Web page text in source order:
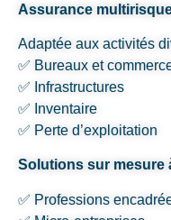
Assurance
Adaptée aux activités
✅ Bureaux et
✅ Infrastructures
✅ Inventaire
✅ Perte d’exploitation
Solutions sur mesure
✅ Professions